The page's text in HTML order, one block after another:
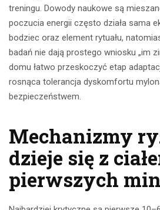
treningu. Dowody naukowe są
poczucia energii często działa sama
bodziec oraz element rytuału,
badań nie dają prostego wniosku „im
domu łatwo przeskoczyć etap
rosnąca tolerancja dyskomfortu
bezpieczeństwem.
Mechanizmy
dzieje się z
pierwszych